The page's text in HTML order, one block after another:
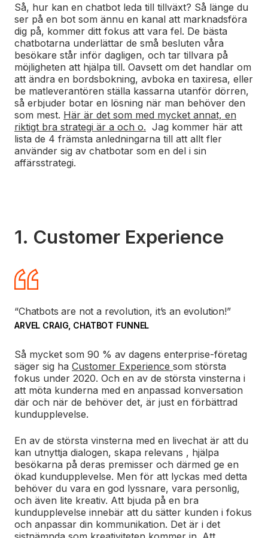
Så, hur kan en chatbot leda till tillväxt? Så länge du
ser på en bot som ännu en kanal att marknadsföra
dig på, kommer ditt fokus att vara fel. De bästa
chatbotarna underlättar de små besluten våra
besökare står inför dagligen, och tar tillvara på
möjligheten att hjälpa till. Oavsett om det handlar om
att ändra en bordsbokning, avboka en taxiresa, eller
be matleverantören ställa kassarna utanför dörren,
så erbjuder botar en lösning när man behöver den
som mest. Här är det som med mycket annat, en
riktigt bra strategi är a och o. Jag kommer här att
lista de 4 främsta anledningarna till att allt fler
använder sig av chatbotar som en del i sin
affärsstrategi.
1. Customer Experience
“Chatbots are not a revolution, it’s an evolution!”
ARVEL CRAIG, CHATBOT FUNNEL
Så mycket som 90 % av dagens enterprise-företag
säger sig ha Customer Experience som största
fokus under 2020. Och en av de största vinsterna i
att möta kunderna med en anpassad konversation
där och när de behöver det, är just en förbättrad
kundupplevelse.
En av de största vinsterna med en livechat är att du
kan utnyttja dialogen, skapa relevans , hjälpa
besökarna på deras premisser och därmed ge en
ökad kundupplevelse. Men för att lyckas med detta
behöver du vara en god lyssnare, vara personlig,
och även lite kreativ. Att bjuda på en bra
kundupplevelse innebär att du sätter kunden i fokus
och anpassar din kommunikation. Det är i det